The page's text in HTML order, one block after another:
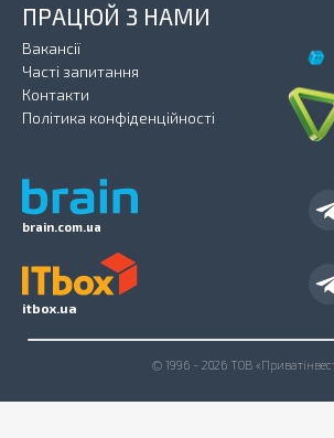
brain.com.ua
ПРАЦЮЙ З НАМИ
Вакансії
Часті запитання
Контакти
Політика конфіденційності
itbox.ua
© 1996 - 2026 ТОВ